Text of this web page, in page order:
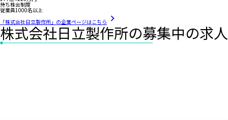
持ち株会制度
従業員1000名以上
「株式会社日立製作所」の企業ページはこちら
株式会社日立製作所の募集中の求人